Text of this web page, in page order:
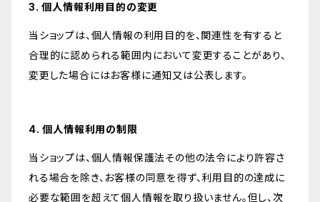
3. 個人情報利用目的の変更
当ショップは、個人情報の利用目的を、関連性を有すると
合理的に認められる範囲内において変更することがあり、
変更した場合にはお客様に通知又は公表します。
4. 個人情報利用の制限
当ショップは、個人情報保護法その他の法令により許容さ
れる場合を除き、お客様の同意を得ず、利用目的の達成に
必要な範囲を超えて個人情報を取り扱いません。但し、次